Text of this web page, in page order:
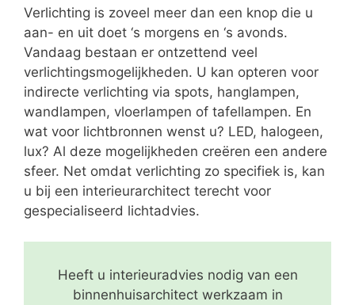
Verlichting is zoveel meer dan een knop die u
aan- en uit doet ‘s morgens en ‘s avonds.
Vandaag bestaan er ontzettend veel
verlichtingsmogelijkheden. U kan opteren voor
indirecte verlichting via spots, hanglampen,
wandlampen, vloerlampen of tafellampen. En
wat voor lichtbronnen wenst u? LED, halogeen,
lux? Al deze mogelijkheden creëren een andere
sfeer. Net omdat verlichting zo specifiek is, kan
u bij een interieurarchitect terecht voor
gespecialiseerd lichtadvies.
Heeft u interieuradvies nodig van een
binnenhuisarchitect werkzaam in